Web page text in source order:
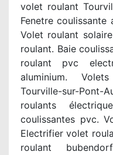
volet roulant
Fenetre coulissante
Volet roulant
roulant. Baie
roulant pvc
aluminium.
Tourville-sur-
roulants
coulissantes pvc.
Electrifier volet
roulant